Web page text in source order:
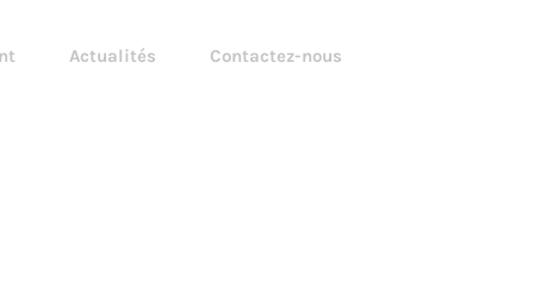
Actualités Contactez-nous